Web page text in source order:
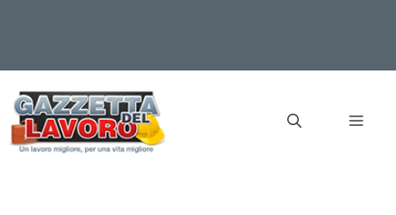
contenuto